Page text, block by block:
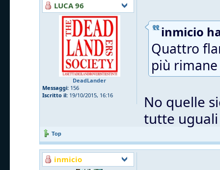
LUCA 96
DeadLander
Messaggi: 156
Iscritto il: 19/10/2015, 16:16
inmicio
Quattro
più
No quelle
tutte uguali
Top
inmicio